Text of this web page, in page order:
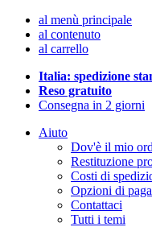
al menù principale
al contenuto
al carrello
Italia: spedizione
Reso gratuito
Consegna in 2 giorni
Aiuto
Dov'è il mio
Restituzione
Costi di
Opzioni di
Contattaci
Tutti i temi